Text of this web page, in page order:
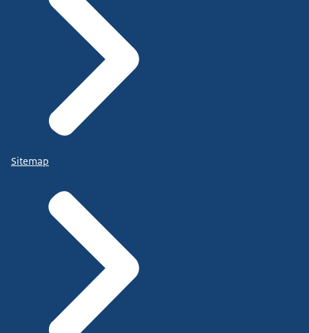
Sitemap